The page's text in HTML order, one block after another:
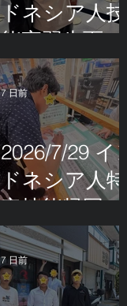
ドネシア人技
能実習生面接
＆インドネシ
ア人R君お見送
り！
2026/7/29 イン
ドネシア人特
定技能帰国手
続き！
7 日前
7 日前